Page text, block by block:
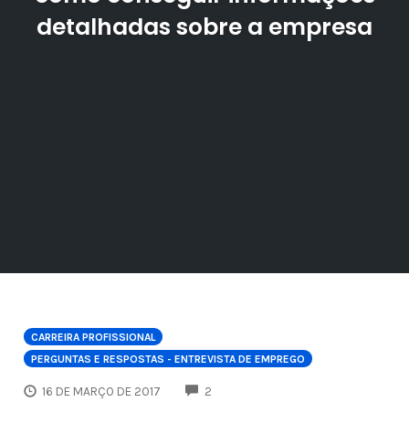
detalhadas sobre a empresa
CARREIRA PROFISSIONAL
PERGUNTAS E RESPOSTAS - ENTREVISTA DE EMPREGO
16 DE MARÇO DE 2017 2